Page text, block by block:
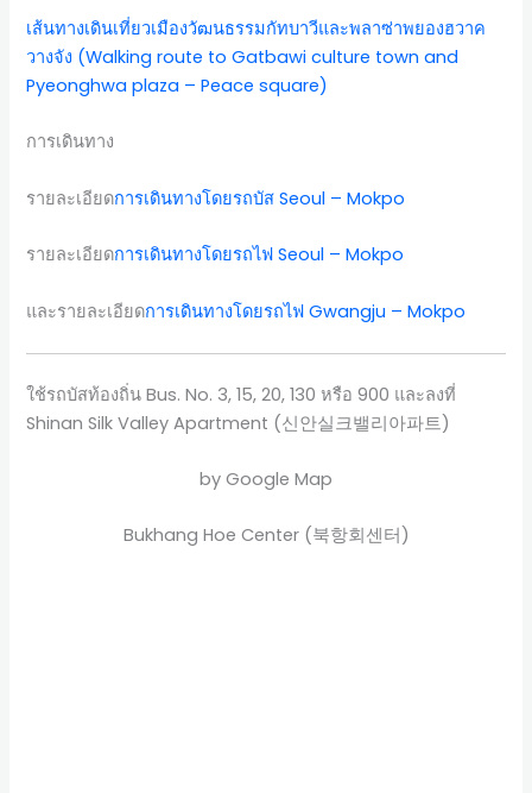
เส้นทางเดินเที่ยวเมืองวัฒนธรรมกัทบาวีและพลาซ่าพยองฮวาค
วางจัง (Walking route to Gatbawi culture town and
Pyeonghwa plaza – Peace square)
การเดินทาง
รายละเอียดการเดินทางโดยรถบัส Seoul – Mokpo
รายละเอียดการเดินทางโดยรถไฟ Seoul – Mokpo
และรายละเอียดการเดินทางโดยรถไฟ Gwangju – Mokpo
ใช้รถบัสท้องถิ่น Bus. No. 3, 15, 20, 130 หรือ 900 และลงที่
Shinan Silk Valley Apartment (신안실크밸리아파트)
by Google Map
Bukhang Hoe Center (북항회센터)